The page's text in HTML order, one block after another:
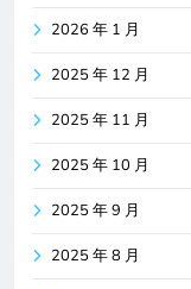
2026 年 1 月
2025 年 12 月
2025 年 11 月
2025 年 10 月
2025 年 9 月
2025 年 8 月